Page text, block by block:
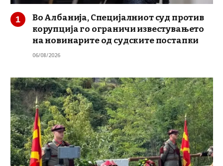
Во Албанија, Специјалниот суд против
корупција го ограничи известувањето
на новинарите од судските постапки
06/08/2026